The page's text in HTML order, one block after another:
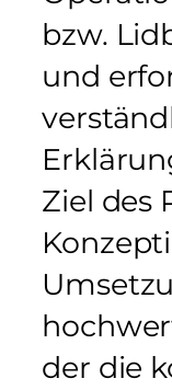
bzw.
und
Ziel des
der die